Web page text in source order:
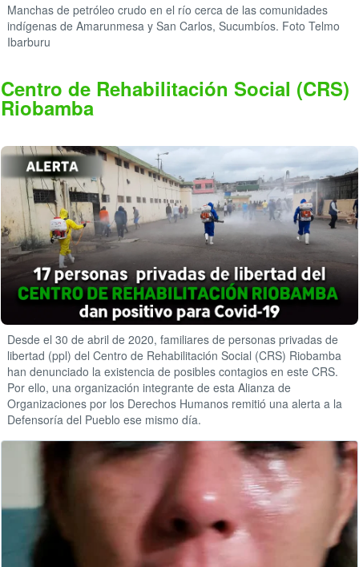
Manchas de petróleo crudo en el río cerca de las comunidades
indígenas de Amarunmesa y San Carlos, Sucumbíos. Foto Telmo
Ibarburu
Centro de Rehabilitación Social (CRS)
Riobamba
Desde el 30 de abril de 2020, familiares de personas privadas de
libertad (ppl) del Centro de Rehabilitación Social (CRS) Riobamba
han denunciado la existencia de posibles contagios en este CRS.
Por ello, una organización integrante de esta Alianza de
Organizaciones por los Derechos Humanos remitió una alerta a la
Defensoría del Pueblo ese mismo día.